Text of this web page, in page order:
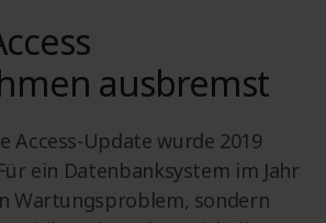
ausbremst
Access-Update wurde 2019
ein Datenbanksystem im Jahr
Wartungsproblem, sondern